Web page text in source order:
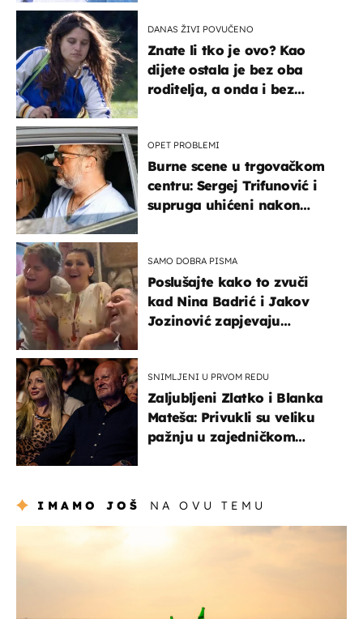
DANAS ŽIVI POVUČENO
Znate li tko je ovo? Kao
dijete ostala je bez oba
roditelja, a onda i bez
OPET PROBLEMI
Burne scene u trgovačkom
centru: Sergej Trifunović i
supruga uhićeni nakon
SAMO DOBRA PISMA
Poslušajte kako to zvuči
kad Nina Badrić i Jakov
Jozinović zapjevaju
SNIMLJENI U PRVOM REDU
Zaljubljeni Zlatko i Blanka
Mateša: Privukli su veliku
pažnju u zajedničkom
IMAMO JOŠ NA OVU TEMU